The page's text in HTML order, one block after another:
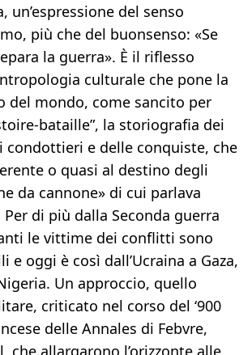
un’espressione del senso
più che del buonsenso: «Se
la guerra». È il riflesso
culturale che pone la
del mondo, come sancito per
bataille”, la storiografia dei
condottieri e delle conquiste, che
o quasi al destino degli
da cannone» di cui parlava
di più dalla Seconda guerra
le vittime dei conflitti sono
oggi è così dall’Ucraina a Gaza,
Un approccio, quello
criticato nel corso del ‘900
delle Annales di Febvre,
che allargarono l’orizzonte alle